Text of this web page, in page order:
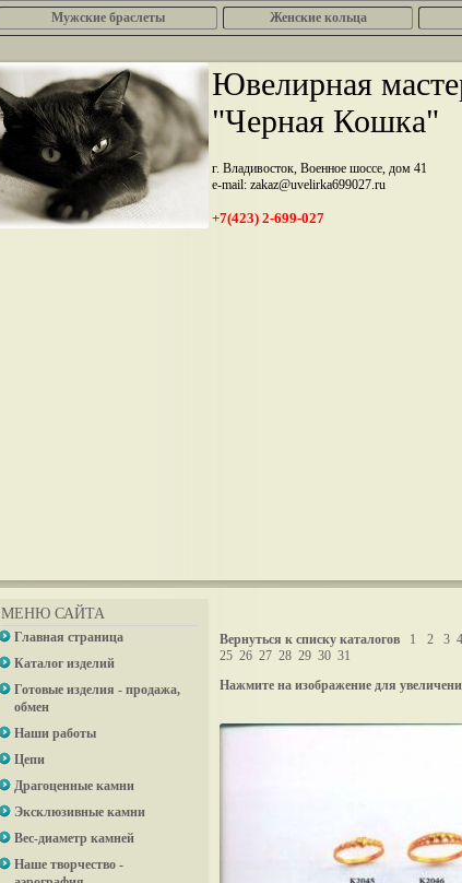
Мужские браслеты Женcкие кольца
Ювелирная
"Черная Кошка"
г. Владивосток, Военное шоссе, дом 41
e-mail: zakaz@uvelirka699027.ru
+7(423) 2-699-027
МЕНЮ САЙТА
Главная страница
Каталог изделий
Готовые изделия - продажа,
обмен
Наши работы
Цепи
Драгоценные камни
Эксклюзивные камни
Вес-диаметр камней
Наше творчество -
Вернуться к списку каталогов 1 2 3 4
25 26 27 28 29 30 31
Нажмите на изображение для